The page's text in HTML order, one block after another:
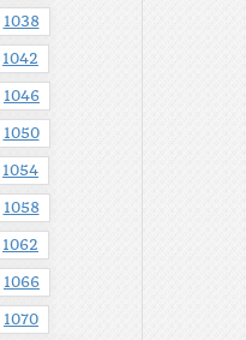
1038
1042
1046
1050
1054
1058
1062
1066
1070